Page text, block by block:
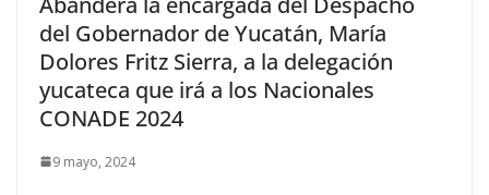
del Gobernador de Yucatán, María
Dolores Fritz Sierra, a la delegación
yucateca que irá a los Nacionales
CONADE 2024
9 mayo, 2024